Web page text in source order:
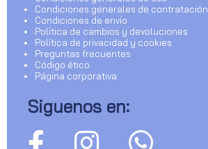
Condiciones generales de contratación
Condiciones de envío
Política de cambios y devoluciones
Política de privacidad y cookies
Preguntas frecuentes
Código ético
Página corporativa
Siguenos en: